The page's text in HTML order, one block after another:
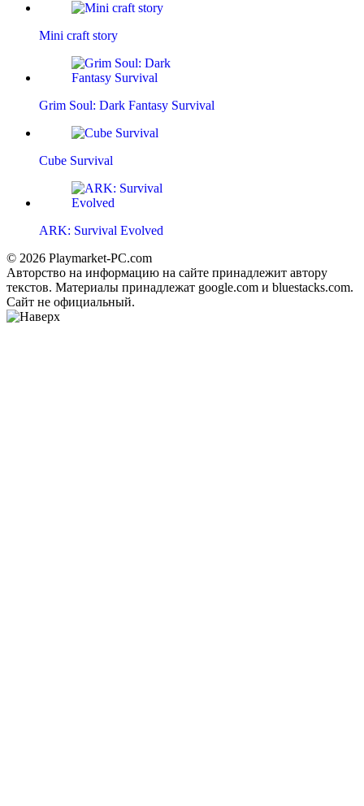
Mini craft story
Grim Soul: Dark Fantasy Survival
Cube Survival
ARK: Survival Evolved
© 2026 Playmarket-PC.com
Авторство на информацию на сайте принадлежит автору
текстов. Материалы принадлежат google.com и bluestacks.com.
Сайт не официальный.